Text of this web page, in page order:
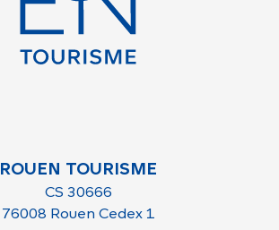
ROUEN TOURISME
CS 30666
76008 Rouen Cedex 1